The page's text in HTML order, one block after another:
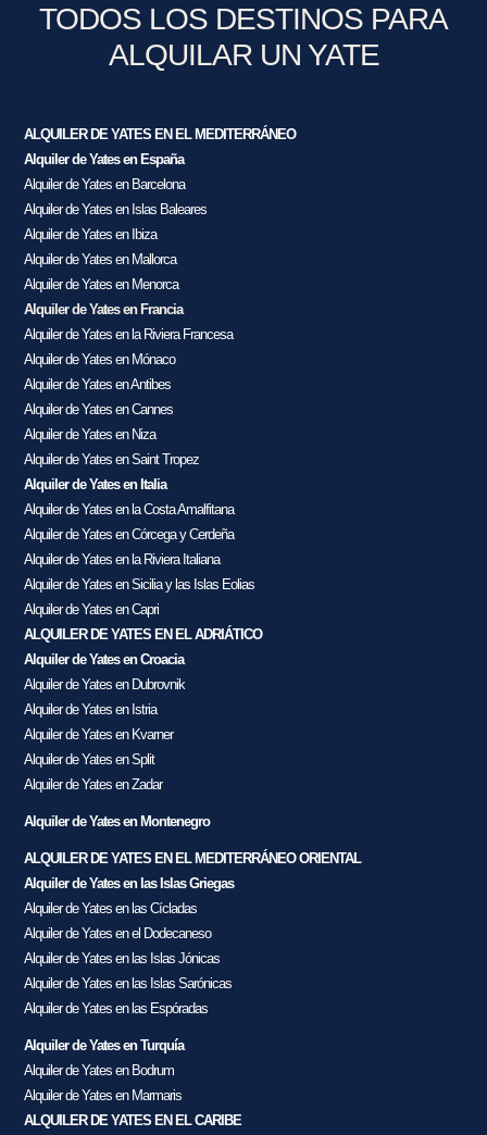
TODOS LOS DESTINOS PARA
ALQUILAR UN YATE
ALQUILER DE YATES EN EL MEDITERRÁNEO
Alquiler de Yates en España
Alquiler de Yates en Barcelona
Alquiler de Yates en Islas Baleares
Alquiler de Yates en Ibiza
Alquiler de Yates en Mallorca
Alquiler de Yates en Menorca
Alquiler de Yates en Francia
Alquiler de Yates en la Riviera Francesa
Alquiler de Yates en Mónaco
Alquiler de Yates en Antibes
Alquiler de Yates en Cannes
Alquiler de Yates en Niza
Alquiler de Yates en Saint Tropez
Alquiler de Yates en Italia
Alquiler de Yates en la Costa Amalfitana
Alquiler de Yates en Córcega y Cerdeña
Alquiler de Yates en la Riviera Italiana
Alquiler de Yates en Sicilia y las Islas Eolias
Alquiler de Yates en Capri
ALQUILER DE YATES EN EL ADRIÁTICO
Alquiler de Yates en Croacia
Alquiler de Yates en Dubrovnik
Alquiler de Yates en Istria
Alquiler de Yates en Kvarner
Alquiler de Yates en Split
Alquiler de Yates en Zadar
Alquiler de Yates en Montenegro
ALQUILER DE YATES EN EL MEDITERRÁNEO ORIENTAL
Alquiler de Yates en las Islas Griegas
Alquiler de Yates en las Cícladas
Alquiler de Yates en el Dodecaneso
Alquiler de Yates en las Islas Jónicas
Alquiler de Yates en las Islas Sarónicas
Alquiler de Yates en las Espóradas
Alquiler de Yates en Turquía
Alquiler de Yates en Bodrum
Alquiler de Yates en Marmaris
ALQUILER DE YATES EN EL CARIBE